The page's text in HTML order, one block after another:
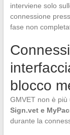
interviene solo
connessione
fase non
blocco
GMVET non è più
Sign.vet e
durante la